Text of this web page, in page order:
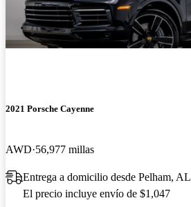
2021 Porsche Cayenne
AWD 56,977 millas
Entrega a domicilio desde Pelham, AL
El precio incluye envío de $1,047